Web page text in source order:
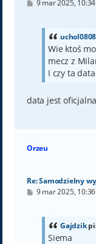
P9 mar 2025, 10:34
uchol0808
Wie ktoś
mecz z
I czy ta
data jest
Orzeu
Re: Samodzielny
P9 mar 2025, 10:36
Gajdzik
Siema